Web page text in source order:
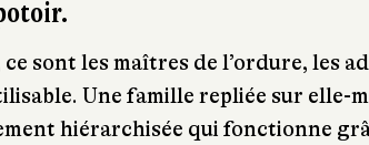
sont les maîtres de l’ordure, les
Une famille repliée sur elle-
hiérarchisée qui fonctionne